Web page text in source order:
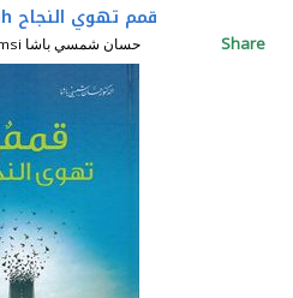
Qimam Tahwi al-Najah قمم تهوي النجاح
By: Basha, Dr. Hassan Shamsi حسان شمسي باشا Share